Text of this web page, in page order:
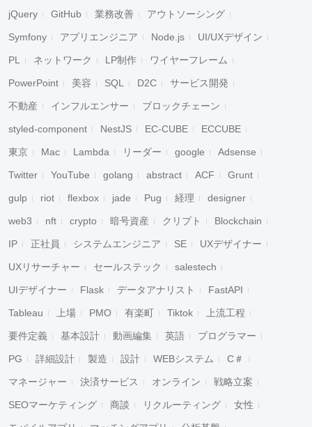
キャンセル 検索
jQuery GitHub 業務改善 アウトソーシング
Symfony アプリエンジニア Node.js UI/UXデザイン
PL ネットワーク LP制作 ワイヤーフレーム
PowerPoint 美容 SQL D2C サービス開発
不動産 インフルエンサー ブロックチェーン
styled-component NestJS EC-CUBE ECCUBE
東京 Mac Lambda リーダー google Adsense
Twitter YouTube golang abstract ACF Grunt
gulp riot flexbox jade Pug 経理 designer
web3 nft crypto 暗号資産 クリプト Blockchain
IP 正社員 システムエンジニア SE UXデザイナー
UXリサーチャー セールステック salestech
UIデザイナー Flask データアナリスト FastAPI
Tableau 上場 PMO 有楽町 Tiktok 上流工程
要件定義 基本設計 動画編集 英語 プログラマー
PG 詳細設計 製造 設計 WEBシステム C＃
マネージャー 決済サービス オンライン 戦略立案
SEOマーケティング 商談 リクルーティング 女性